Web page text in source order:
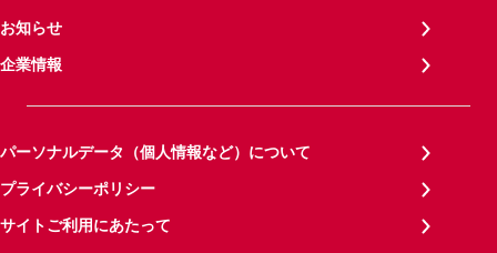
お知らせ
企業情報
パーソナルデータ（個人情報など）について
プライバシーポリシー
サイトご利用にあたって